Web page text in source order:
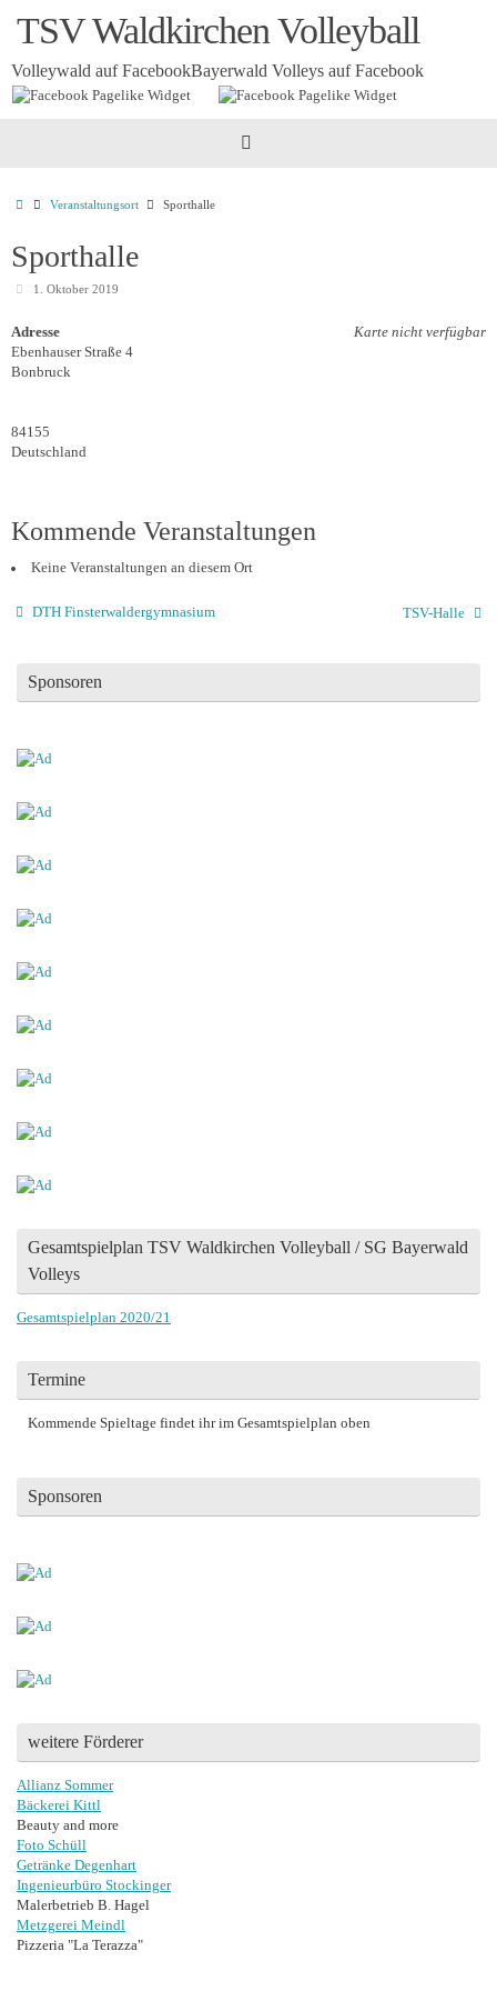
InhaltTSV Waldkirchen Volleyball
Volleywald auf FacebookBayerwald Volleys auf Facebook
Startseite
Veranstaltungsort Sporthalle
Sporthalle
1. Oktober 2019
Karte nicht verfügbar
Adresse
Ebenhauser Straße 4
Bonbruck
84155
Deutschland
Kommende Veranstaltungen
Keine Veranstaltungen an diesem Ort
DTH Finsterwaldergymnasium TSV-Halle
Sponsoren
Gesamtspielplan TSV Waldkirchen Volleyball / SG Bayerwald
Volleys
Gesamtspielplan 2020/21
Termine
Kommende Spieltage findet ihr im Gesamtspielplan oben
Sponsoren
weitere Förderer
Allianz Sommer
Bäckerei Kittl
Beauty and more
Foto Schüll
Getränke Degenhart
Ingenieurbüro Stockinger
Malerbetrieb B. Hagel
Metzgerei Meindl
Pizzeria "La Terazza"